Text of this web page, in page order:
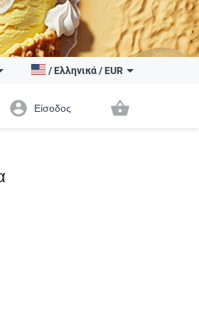
/ Ελληνικά/ EUR
account_circle Είσοδος shopping_basket